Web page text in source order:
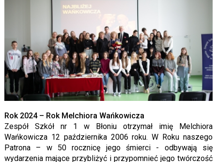
Rok 2024 – Rok Melchiora Wańkowicza
Zespół Szkół nr 1 w Błoniu otrzymał imię Melchiora
Wańkowicza 12 października 2006 roku. W Roku naszego
Patrona – w 50 rocznicę jego śmierci - odbywają się
wydarzenia mające przybliżyć i przypomnieć jego twórczość